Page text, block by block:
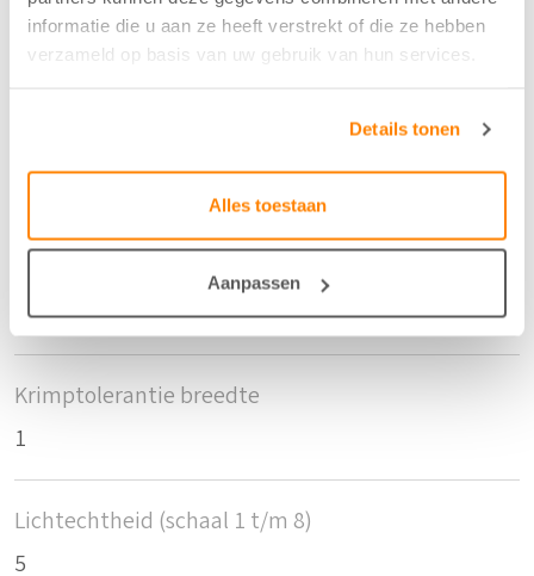
informatie die u aan ze heeft verstrekt of die ze hebben
verzameld op basis van uw gebruik van hun services.
Details tonen
Alles toestaan
Aanpassen
Breedte/hoogte
320 cm
Krimptolerantie hoogte
Krimptolerantie breedte
1
Lichtechtheid (schaal 1 t/m 8)
5